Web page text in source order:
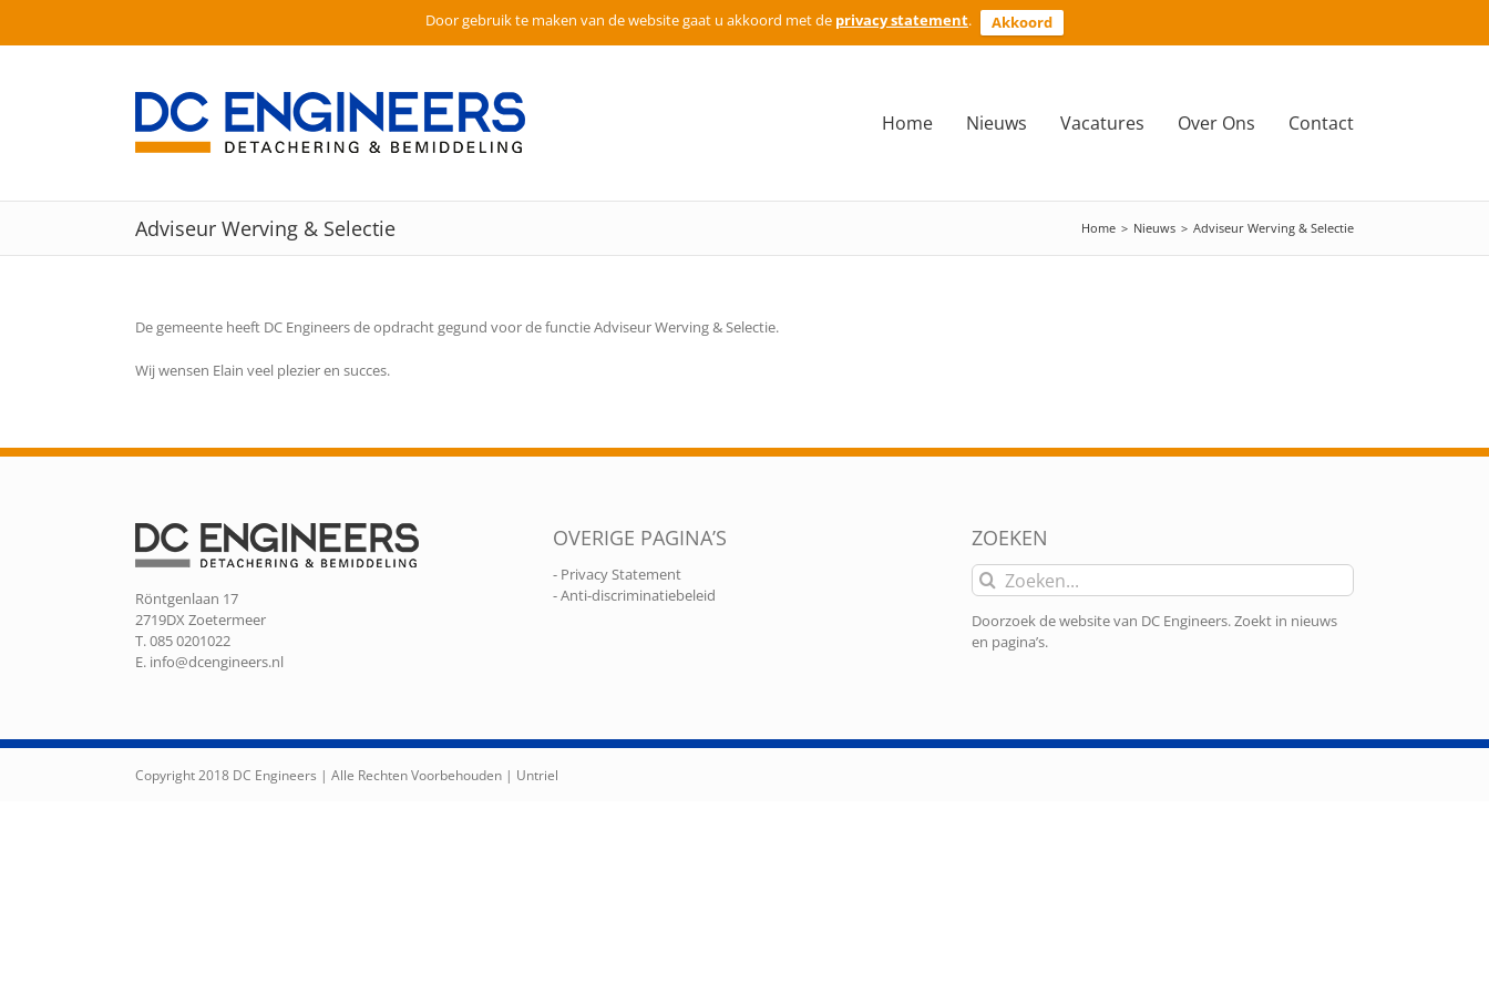
Door gebruik te maken van de website gaat u akkoord met de privacy statement.
Akkoord
Ga
Home Nieuws Vacatures Over Ons Contact
Adviseur Werving & Selectie Home > Nieuws > Adviseur Werving & Selectie
De gemeente heeft DC Engineers de opdracht gegund voor de functie Adviseur Werving & Selectie.
Wij wensen Elain veel plezier en succes.
Röntgenlaan 17
2719DX Zoetermeer
T. 085 0201022
E. info@dcengineers.nl
OVERIGE PAGINA’S
- Privacy Statement
- Anti-discriminatiebeleid
ZOEKEN
Zoeken
naar:
Doorzoek de website van DC Engineers. Zoekt in nieuws
en pagina’s.
Copyright 2018 DC Engineers | Alle Rechten Voorbehouden | Untriel